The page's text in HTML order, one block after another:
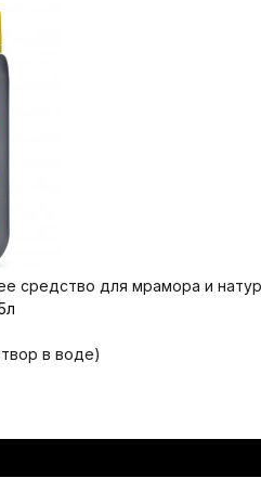
средство для мрамора и
в воде)